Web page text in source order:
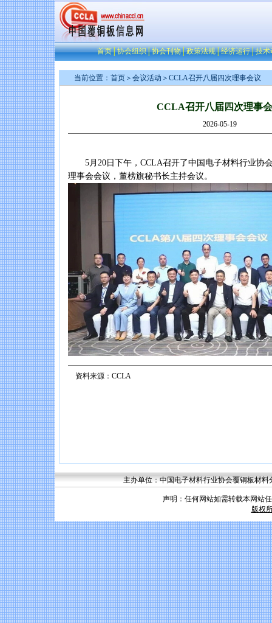
首页│协会组织│协会刊物│政策法规│经济运行│技术
当前位置： 首页 ＞ 会议活动 ＞CCLA召开八届四次理事会议
CCLA召开八届四次理事
2026-05-19
5月20日下午，CCLA召开了中国电子材料行业协
理事会会议，董榜旗秘书长主持会议。
资料来源：CCLA
主办单位：中国电子材料行业协会覆铜板材
声明：任何网站如需转载本网站
版权